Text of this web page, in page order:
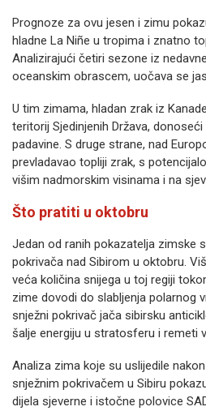
Prognoze za ovu jesen i zimu
hladne La Niñe u tropima i znatno
Analizirajući četiri sezone iz
oceanskim obrascem, uočava se
U tim zimama, hladan zrak iz
teritorij Sjedinjenih Država,
padavine. S druge strane, nad
prevladavao topliji zrak, s
višim nadmorskim visinama i na
Što pratiti u oktobru
Jedan od ranih pokazatelja zimske
pokrivača nad Sibirom u oktobru.
veća količina snijega u toj regiji
zime dovodi do slabljenja polarnog
snježni pokrivač jača sibirsku
šalje energiju u stratosferu i remeti
Analiza zima koje su uslijedile
snježnim pokrivačem u Sibiru
dijela sjeverne i istočne polovice